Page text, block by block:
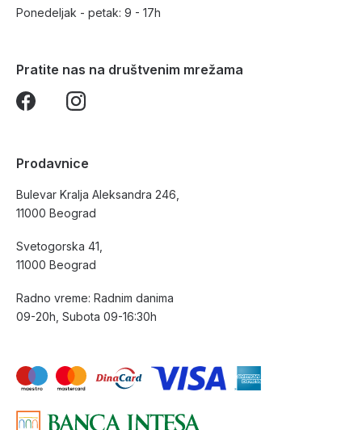
Ponedeljak - petak: 9 - 17h
Pratite nas na društvenim mrežama
Prodavnice
Bulevar Kralja Aleksandra 246,
11000 Beograd
Svetogorska 41,
11000 Beograd
Radno vreme: Radnim danima
09-20h, Subota 09-16:30h